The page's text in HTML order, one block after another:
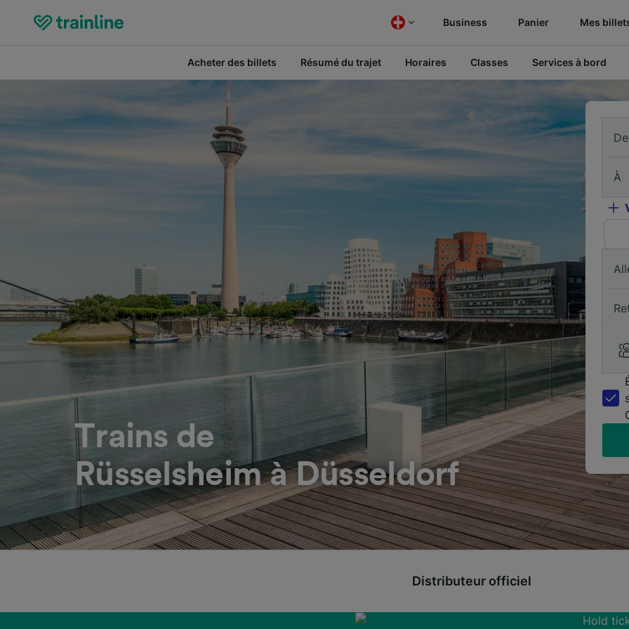
Business Panier Mes
Acheter des billets Résumé du trajet Horaires Classes Services à bord
Trains de
Rüsselsheim à Düsseldorf
De
À
Distributeur officiel